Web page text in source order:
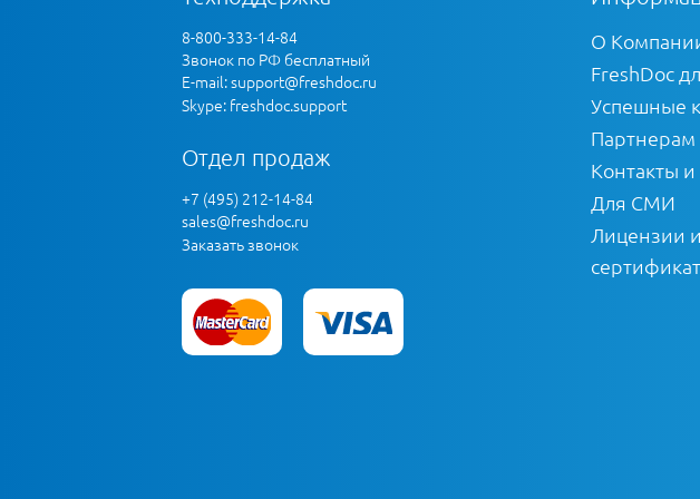
8-800-333-14-84
Звонок по РФ бесплатный
E-mail:support@freshdoc.ru
Skype: freshdoc.support
Отдел продаж
+7 (495) 212-14-84
sales@freshdoc.ru
Заказать звонок
О
FreshDoc
Успешные
Партнерам
Контакты
Для СМИ
Лицензии и